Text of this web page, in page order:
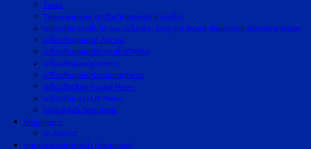
Testo
Thermometer (เครื่องวัดอุณหภูมิ แบบเข็ม)
เครื่องวัดความชื้นไม้-ผง-เมล็ดพืช-วัสดุ-ดิน Wood-Gain-Soil Moisture Meter
เครื่องวัดอุณหภูมิ ดิจิตอล
เครื่องวัดอุณหภูมิความชื้นดิจิตอล
เครื่องวัดอุณหภูมิอาหาร
เครื่องวัดอุณหภูมิแบบแยกโพรบ
เครื่องวัดเสียง Sound Meter
เครื่องวัดแสง LUX Meter
โพรบสำหรับวัดอุณหภูมิ
Volumetric
GLASSCO
ชุดทดสอบคุณภาพน้ำ (hardness)